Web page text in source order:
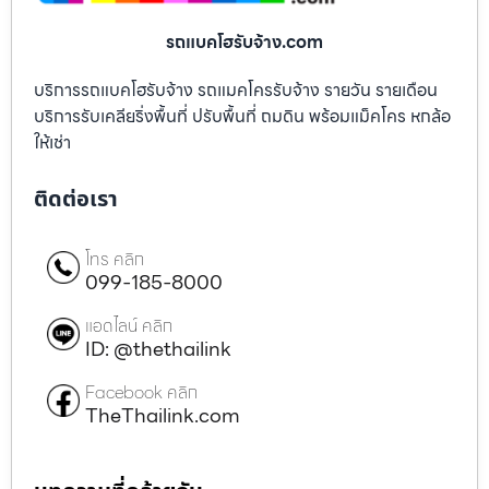
รถแบคโฮรับจ้าง.com
บริการรถแบคโฮรับจ้าง รถแมคโครรับจ้าง รายวัน รายเดือน
บริการรับเคลียริ่งพื้นที่ ปรับพื้นที่ ถมดิน พร้อมแม็คโคร หกล้อ
ให้เช่า
ติดต่อเรา
โทร คลิก
099-185-8000
แอดไลน์ คลิก
ID: @thethailink
Facebook คลิก
TheThailink.com